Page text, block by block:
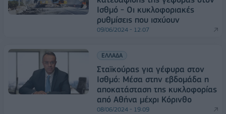
Ισθμό - Οι κυκλοφοριακές
ρυθμίσεις που ισχύουν
09/06/2024 - 12:07
ΕΛΛΑΔΑ
Σταϊκούρας για γέφυρα στον
Ισθμό: Μέσα στην εβδομάδα η
αποκατάσταση της κυκλοφορίας
από Αθήνα μέχρι Κόρινθο
08/06/2024 - 19:09